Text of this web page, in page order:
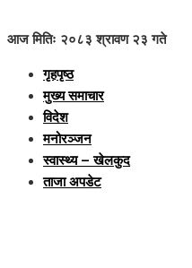
आज मितिः २०८३ श्रावण २३ गते
गृहपृष्ठ
मुख्य समाचार
विदेश
मनोरञ्जन
स्वास्थ्य – खेलकुद
ताजा अपडेट